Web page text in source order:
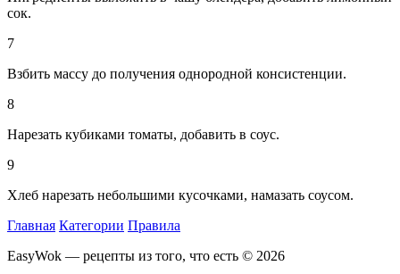
сок.
7
Взбить массу до получения однородной консистенции.
8
Нарезать кубиками томаты, добавить в соус.
9
Хлеб нарезать небольшими кусочками, намазать соусом.
Главная Категории Правила
EasyWok — рецепты из того, что есть © 2026